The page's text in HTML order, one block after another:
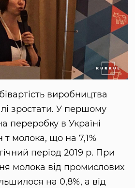
виробництва
зростати. У першому
переробку в Україні
т молока, що на 7,1%
період 2019 р. При
молока від промислових
на 0,8%, а від